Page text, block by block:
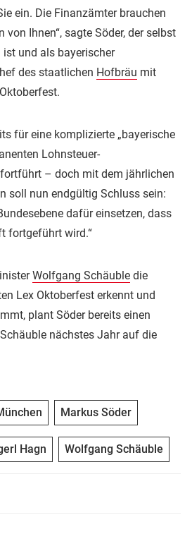
ein. Die Finanzämter brauchen
von Ihnen“, sagte Söder, der selbst
ist und als bayerischer
des staatlichen Hofbräu mit
für eine komplizierte „bayerische
Lohnsteuer-
– doch mit dem jährlichen
soll nun endgültig Schluss sein:
dafür einsetzen, dass
fortgeführt wird.“
Wolfgang Schäuble die
Lex Oktoberfest erkennt und
plant Söder bereits einen
nächstes Jahr auf die
Markus Söder
Hagn Wolfgang Schäuble